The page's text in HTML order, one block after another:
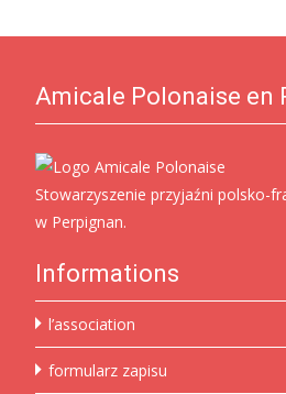
Amicale Polonaise en
Stowarzyszenie przyjaźni polsko-
w Perpignan.
Informations
l’association
formularz zapisu